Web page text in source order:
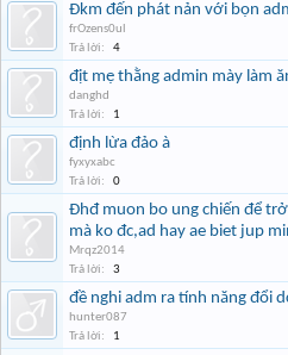
Đkm đến phát nản với bọn
frOzens0ul
Trả lời:
4
địt mẹ thằng admin mày làm
danghd
Trả lời:
1
định lừa đảo à
fyxyxabc
Trả lời:
0
Đhđ muon bo ung chiến để
mà ko đc,ad hay ae biet jup
Mrqz2014
Trả lời:
3
đề nghi adm ra tính năng đổi
hunter087
Trả lời:
1